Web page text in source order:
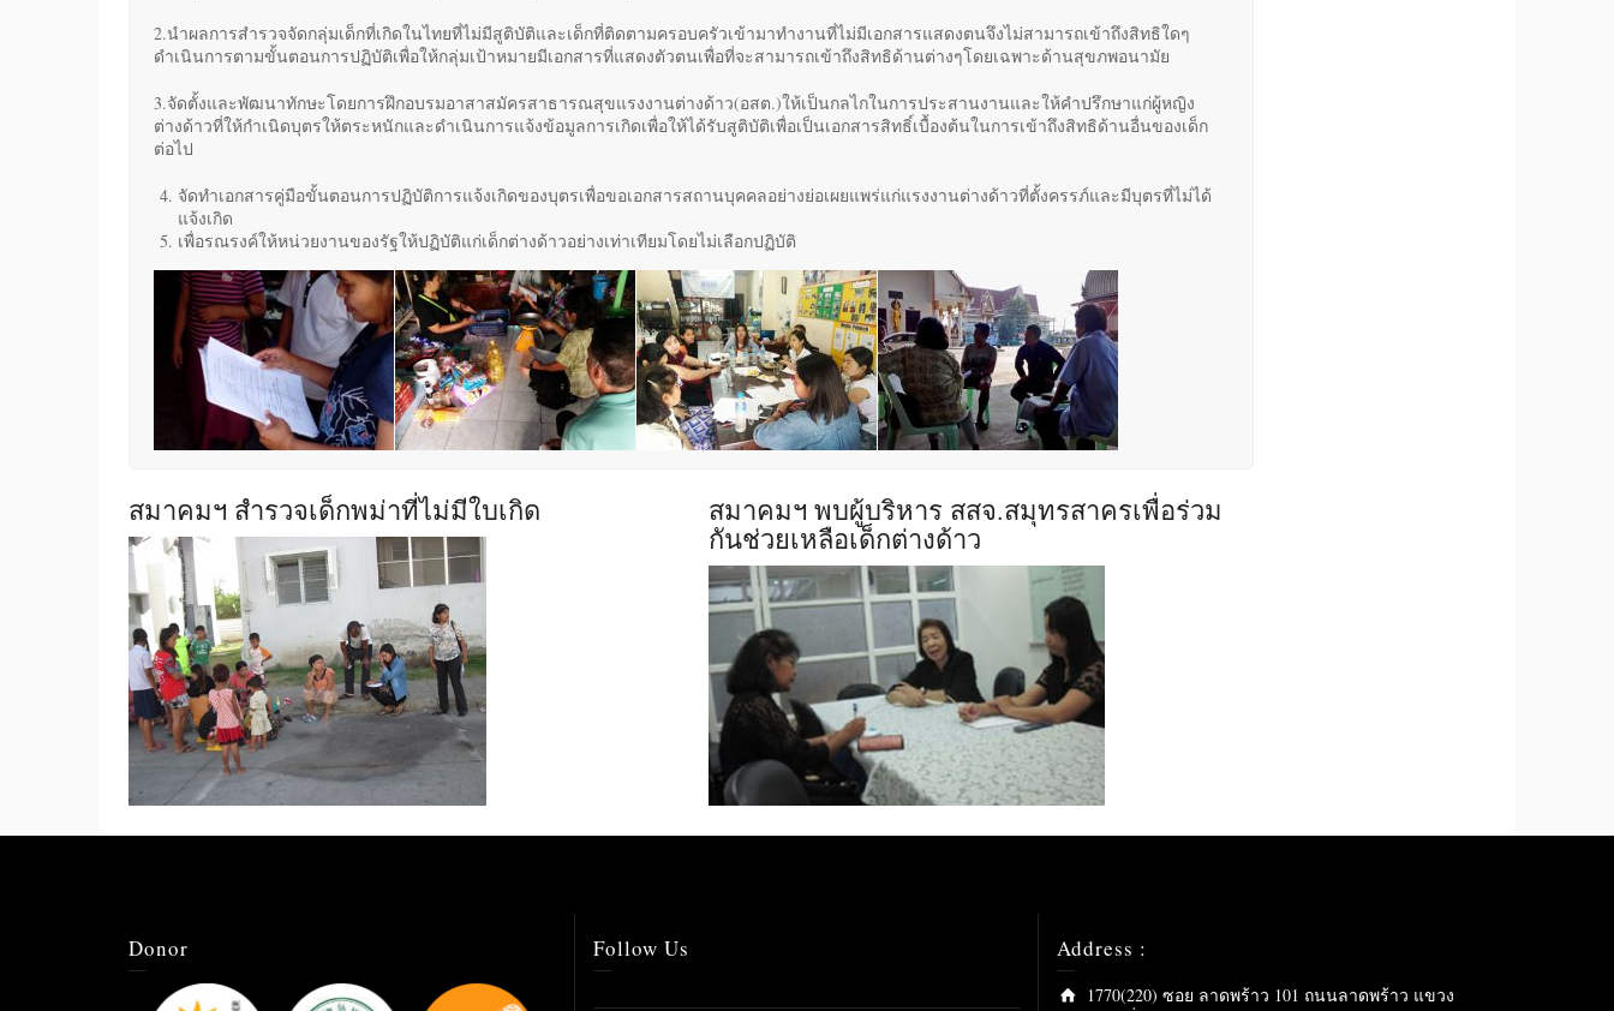
2.นำผลการสำรวจจัดกลุ่มเด็กที่เกิดในไทยที่ไม่มีสูติบัติและเด็กที่ติดตามครอบครัวเข้ามาทำงานที่ไม่มีเอกสารแสดงตนจึงไม่สามารถเข้าถึงสิทธิใดๆ
ดำเนินการตามขั้นตอนการปฏิบัติเพื่อให้กลุ่มเป้าหมายมีเอกสารที่แสดงตัวตนเพื่อที่จะสามารถเข้าถึงสิทธิด้านต่างๆโดยเฉพาะด้านสุขภพอนามัย
3.จัดตั้งและพัฒนาทักษะโดยการฝึกอบรมอาสาสมัครสาธารณสุขแรงงานต่างด้าว(อสต.)ให้เป็นกลไกในการประสานงานและให้คำปรึกษาแก่ผู้หญิง
ต่างด้าวที่ให้กำเนิดบุตรให้ตระหนักและดำเนินการแจ้งข้อมูลการเกิดเพื่อให้ได้รับสูติบัติเพื่อเป็นเอกสารสิทธิ์เบื้องต้นในการเข้าถึงสิทธิด้านอื่นของเด็ก
ต่อไป
จัดทำเอกสารคู่มือขั้นตอนการปฏิบัติการแจ้งเกิดของบุตรเพื่อขอเอกสารสถานบุคคลอย่างย่อเผยแพร่แก่แรงงานต่างด้าวที่ตั้งครรภ์และมีบุตรที่ไม่ได้
แจ้งเกิด
เพื่อรณรงค์ให้หน่วยงานของรัฐให้ปฏิบัติแก่เด็กต่างด้าวอย่างเท่าเทียมโดยไม่เลือกปฏิบัติ
สมาคมฯ สำรวจเด็กพม่าที่ไม่มีใบเกิด
สมาคมฯ พบผู้บริหาร สสจ.สมุทรสาครเพื่อร่วม
กันช่วยเหลือเด็กต่างด้าว
Donor Follow Us Address :
1770(220) ซอย ลาดพร้าว 101 ถนนลาดพร้าว แขวง